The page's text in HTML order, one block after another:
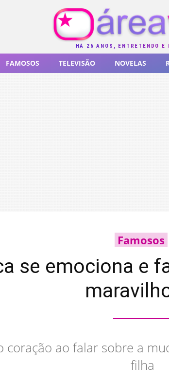
HÁ 26 ANOS, ENTRETENDO E
FAMOSOS TELEVISÃO NOVELAS
Famosos
se emociona e
coração ao falar sobre a
filha